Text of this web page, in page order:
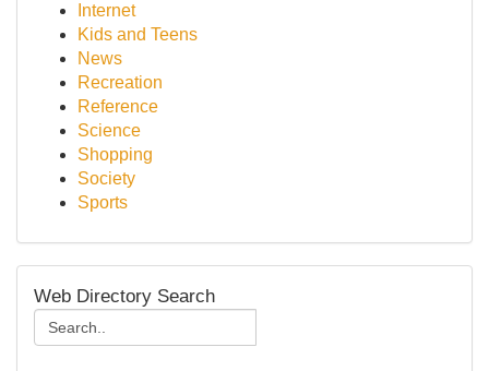
Internet
Kids and Teens
News
Recreation
Reference
Science
Shopping
Society
Sports
Web Directory Search